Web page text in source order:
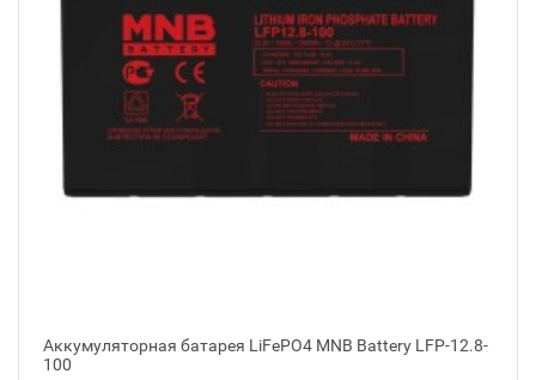
Аккумуляторная батарея LiFePO4 MNB Battery LFP-12.8-
100